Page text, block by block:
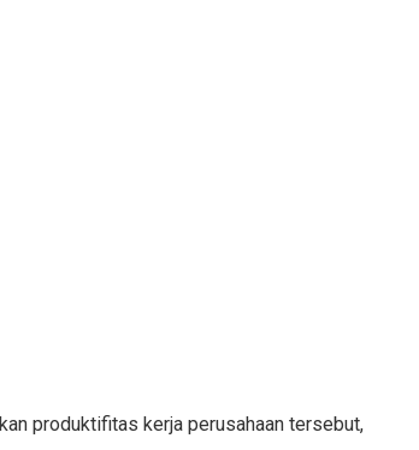
produktifitas kerja perusahaan tersebut,